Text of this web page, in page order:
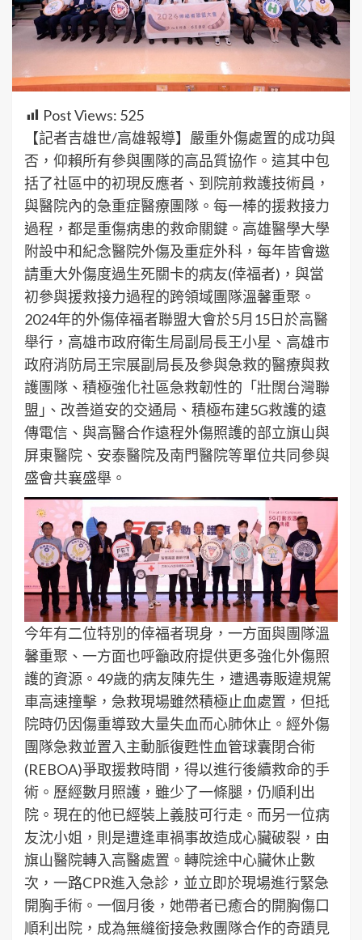
Post Views: 525
【記者吉雄世/高雄報導】嚴重外傷處置的成功與
否，仰賴所有參與團隊的高品質協作。這其中包
括了社區中的初現反應者、到院前救護技術員，
與醫院內的急重症醫療團隊。每一棒的援救接力
過程，都是重傷病患的救命關鍵。高雄醫學大學
附設中和紀念醫院外傷及重症外科，每年皆會邀
請重大外傷度過生死關卡的病友(倖福者)，與當
初參與援救接力過程的跨領域團隊溫馨重聚。
2024年的外傷倖福者聯盟大會於5月15日於高醫
舉行，高雄市政府衛生局副局長王小星、高雄市
政府消防局王宗展副局長及參與急救的醫療與救
護團隊、積極強化社區急救韌性的「壯闊台灣聯
盟｣、改善道安的交通局、積極布建5G救護的遠
傳電信、與高醫合作遠程外傷照護的部立旗山與
屏東醫院、安泰醫院及南門醫院等單位共同參與
盛會共襄盛舉。
今年有二位特別的倖福者現身，一方面與團隊溫
馨重聚、一方面也呼籲政府提供更多強化外傷照
護的資源。49歲的病友陳先生，遭遇毒販違規駕
車高速撞擊，急救現場雖然積極止血處置，但抵
院時仍因傷重導致大量失血而心肺休止。經外傷
團隊急救並置入主動脈復甦性血管球囊閉合術
(REBOA)爭取援救時間，得以進行後續救命的手
術。歷經數月照護，雖少了一條腿，仍順利出
院。現在的他已經裝上義肢可行走。而另一位病
友沈小姐，則是遭逢車禍事故造成心臟破裂，由
旗山醫院轉入高醫處置。轉院途中心臟休止數
次，一路CPR進入急診，並立即於現場進行緊急
開胸手術。一個月後，她帶者已癒合的開胸傷口
順利出院，成為無縫銜接急救團隊合作的奇蹟見